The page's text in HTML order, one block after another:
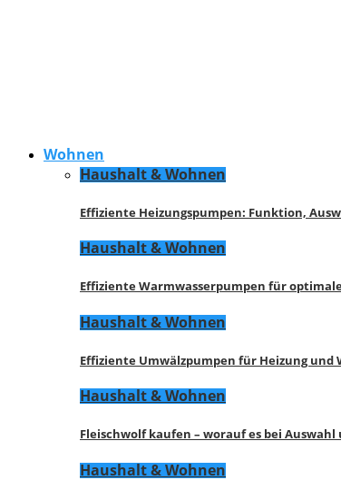
Wohnen
Haushalt & Wohnen
Effiziente Heizungspumpen: Funktion,
Haushalt & Wohnen
Effiziente Warmwasserpumpen für
Haushalt & Wohnen
Effiziente Umwälzpumpen für Heizung und
Haushalt & Wohnen
Fleischwolf kaufen – worauf es bei
Haushalt & Wohnen